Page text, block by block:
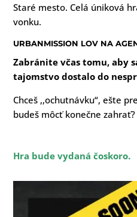
Staré mesto. Celá úniková
vonku.
URBANMISSION LOV NA
Zabránite včas tomu, aby
tajomstvo dostalo do
Chceš ,,ochutnávku“, ešte
budeš môcť konečne
Hra bude vydaná čoskoro.